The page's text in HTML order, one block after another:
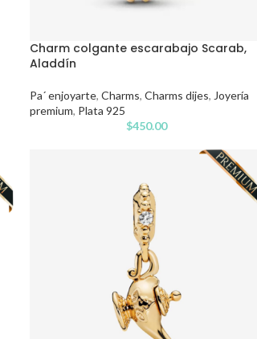
Charm colgante escarabajo Scarab,
Aladdín
Pa´ enjoyarte, Charms, Charms dijes, Joyería
premium, Plata 925
$450.00